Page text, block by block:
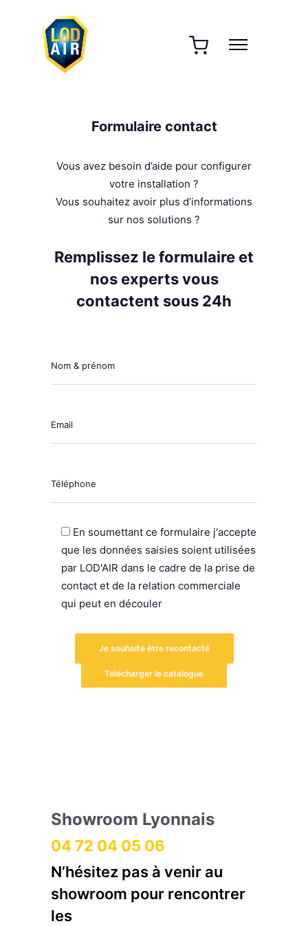
Formulaire contact
Vous avez besoin d’aide pour configurer
votre installation ?
Vous souhaitez avoir plus d’informations
sur nos solutions ?
Remplissez le formulaire et
nos experts vous
contactent sous 24h
Nom & prénom
Email
Téléphone
En soumettant ce formulaire j'accepte
que les données saisies soient utilisées
par LOD'AIR dans le cadre de la prise de
contact et de la relation commerciale
qui peut en découler
Télécharger le catalogue
Showroom Lyonnais
04 72 04 05 06
N’hésitez pas à venir au
showroom pour rencontrer
les